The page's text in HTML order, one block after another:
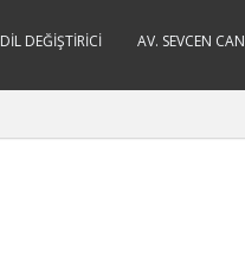
DIL DEĞIŞTIRICI AV. SEVCEN CAN